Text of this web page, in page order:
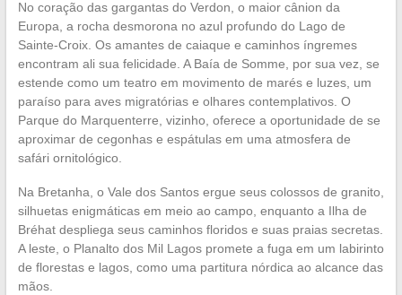
No coração das gargantas do Verdon, o maior cânion da
Europa, a rocha desmorona no azul profundo do Lago de
Sainte-Croix. Os amantes de caiaque e caminhos íngremes
encontram ali sua felicidade. A Baía de Somme, por sua vez, se
estende como um teatro em movimento de marés e luzes, um
paraíso para aves migratórias e olhares contemplativos. O
Parque do Marquenterre, vizinho, oferece a oportunidade de se
aproximar de cegonhas e espátulas em uma atmosfera de
safári ornitológico.
Na Bretanha, o Vale dos Santos ergue seus colossos de granito,
silhuetas enigmáticas em meio ao campo, enquanto a Ilha de
Bréhat despliega seus caminhos floridos e suas praias secretas.
A leste, o Planalto dos Mil Lagos promete a fuga em um labirinto
de florestas e lagos, como uma partitura nórdica ao alcance das
mãos.